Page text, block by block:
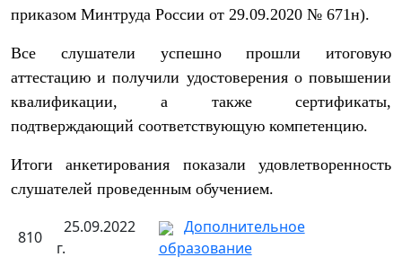
приказом Минтруда России от 29.09.2020 № 671н).
Все слушатели успешно прошли итоговую
аттестацию и получили удостоверения о повышении
квалификации, а также сертификаты,
подтверждающий соответствующую компетенцию.
Итоги анкетирования показали удовлетворенность
слушателей проведенным обучением.
810
25.09.2022
г.
Дополнительное
образование